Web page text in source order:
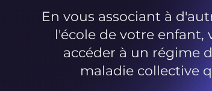
En vous associant à
l'école de votre enfant,
accéder à un régime
maladie collective